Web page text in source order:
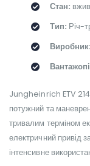
Стан:
Тип: Річ-
Виробник:
Jungheinrich ETV
потужний та
тривалим терміном
електричний привід
інтенсивне